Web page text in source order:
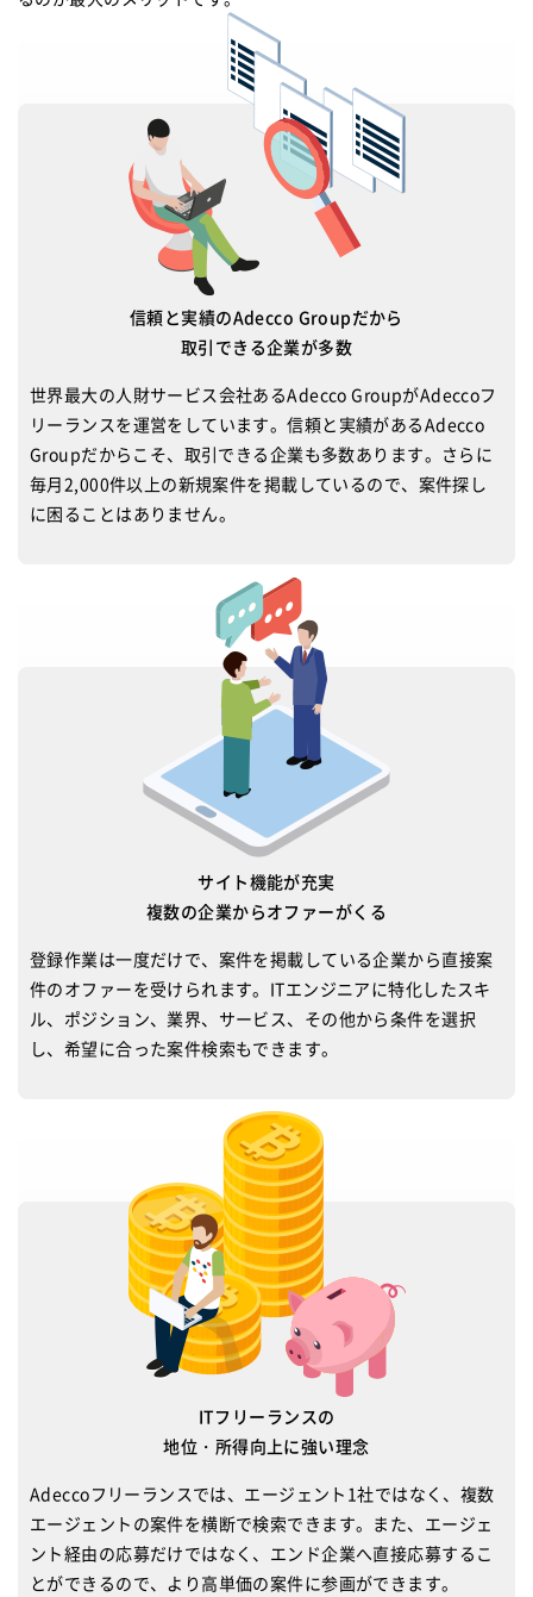
信頼と実績のAdecco Groupだから
取引できる企業が多数
世界最大の人財サービス会社あるAdecco GroupがAdeccoフ
リーランスを運営をしています。信頼と実績があるAdecco
Groupだからこそ、取引できる企業も多数あります。さらに
毎月2,000件以上の新規案件を掲載しているので、案件探し
に困ることはありません。
サイト機能が充実
複数の企業からオファーがくる
登録作業は一度だけで、案件を掲載している企業から直接案
件のオファーを受けられます。ITエンジニアに特化したスキ
ル、ポジション、業界、サービス、その他から条件を選択
し、希望に合った案件検索もできます。
ITフリーランスの
地位・所得向上に強い理念
Adeccoフリーランスでは、エージェント1社ではなく、複数
エージェントの案件を横断で検索できます。また、エージェ
ント経由の応募だけではなく、エンド企業へ直接応募するこ
とができるので、より高単価の案件に参画ができます。